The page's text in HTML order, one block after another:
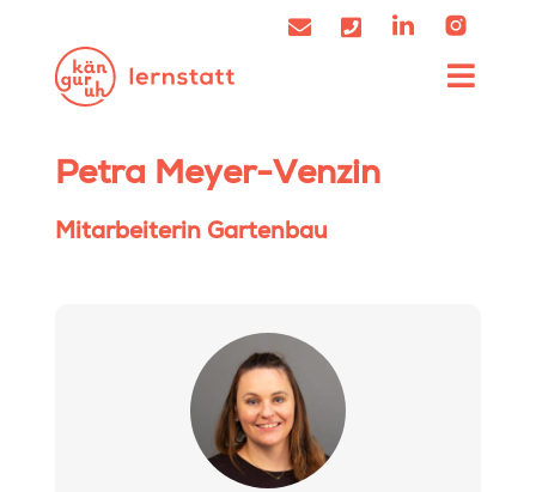
Petra Meyer-Venzin
Mitarbeiterin Gartenbau